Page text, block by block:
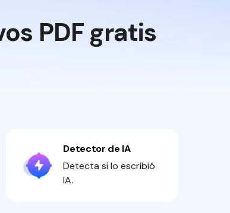
PDF gratis
Detector de IA
Detecta si lo escribió
IA.